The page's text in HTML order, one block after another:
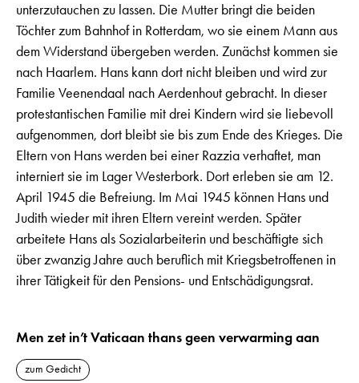
unterzutauchen zu lassen. Die Mutter bringt die beiden
Töchter zum Bahnhof in Rotterdam, wo sie einem Mann aus
dem Widerstand übergeben werden. Zunächst kommen sie
nach Haarlem. Hans kann dort nicht bleiben und wird zur
Familie Veenendaal nach Aerdenhout gebracht. In dieser
protestantischen Familie mit drei Kindern wird sie liebevoll
aufgenommen, dort bleibt sie bis zum Ende des Krieges. Die
Eltern von Hans werden bei einer Razzia verhaftet, man
interniert sie im Lager Westerbork. Dort erleben sie am 12.
April 1945 die Befreiung. Im Mai 1945 können Hans und
Judith wieder mit ihren Eltern vereint werden. Später
arbeitete Hans als Sozialarbeiterin und beschäftigte sich
über zwanzig Jahre auch beruflich mit Kriegsbetroffenen in
ihrer Tätigkeit für den Pensions- und Entschädigungsrat.
Men zet in’t Vaticaan thans geen verwarming aan
zum Gedicht